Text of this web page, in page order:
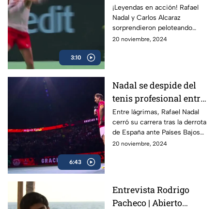
3:10
Copa Davis
¡Leyendas en acción! Rafael
Nadal y Carlos Alcaraz
sorprendieron peloteando
juntos en la Copa Davis
20 noviembre, 2024
6:43
Nadal se despide del
tenis profesional entre
lágrimas
Entre lágrimas, Rafael Nadal
cerró su carrera tras la derrota
de España ante Países Bajos
en la Copa Davis, dejando un
20 noviembre, 2024
Entrevista Rodrigo
Pacheco | Abierto